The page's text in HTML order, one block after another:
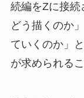
続編をZに接続
どう描くのか
ていくのか」
が求められる